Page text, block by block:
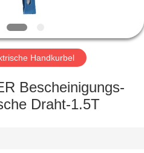
Handkurbel
Bescheinigungs-
Draht-1.5T